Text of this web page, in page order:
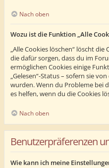
Nach oben
Wozu ist die Funktion „Alle
„Alle Cookies löschen“ löscht
die dafür sorgen, dass du im
ermöglichen Cookies einige
„Gelesen“-Status – sofern sie
wurden. Wenn du Probleme bei
es helfen, wenn du die Cookies
Nach oben
Benutzerpräferenzen
Wie kann ich meine